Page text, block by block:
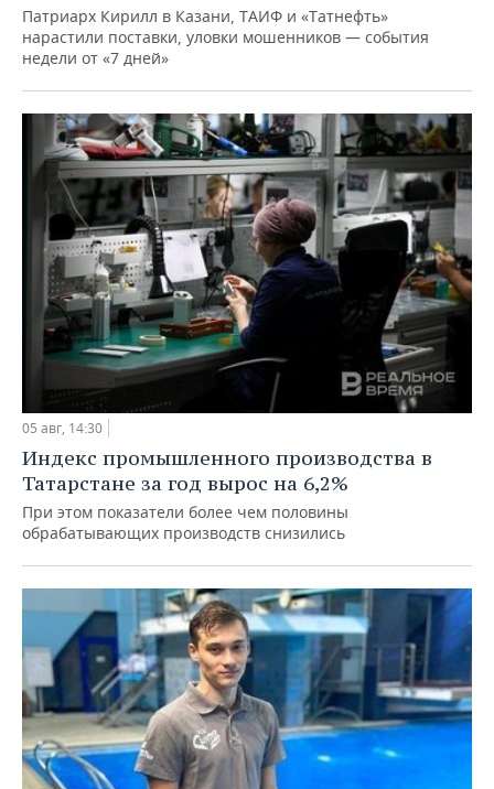
Патриарх Кирилл в Казани, ТАИФ и «Татнефть»
нарастили поставки, уловки мошенников — события
недели от «7 дней»
05 авг, 14:30
Индекс промышленного производства в
Татарстане за год вырос на 6,2%
При этом показатели более чем половины
обрабатывающих производств снизились